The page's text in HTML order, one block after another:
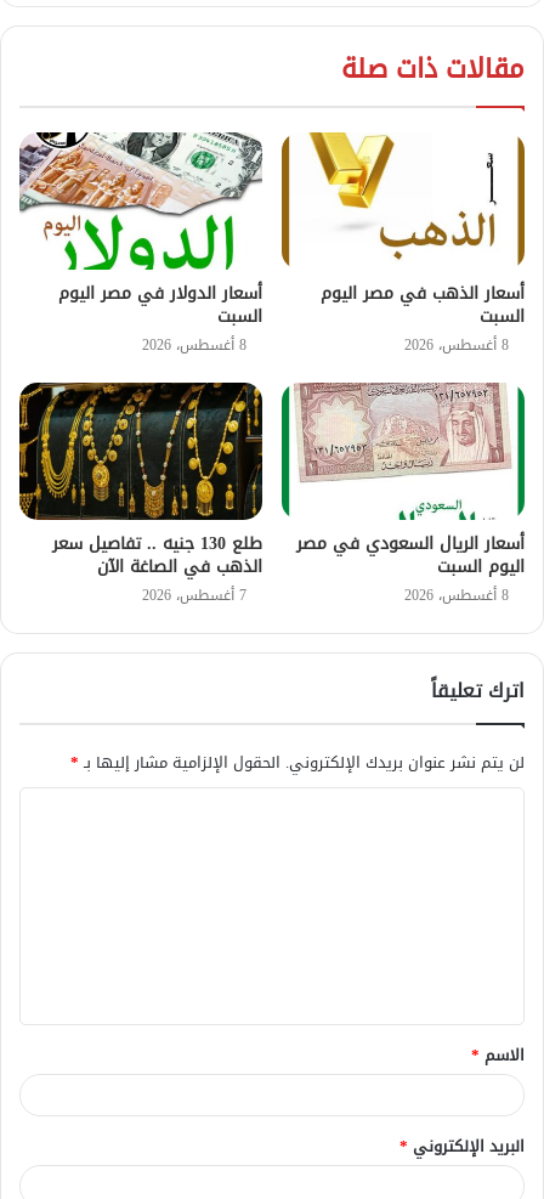
مقالات ذات صلة
أسعار الذهب في مصر اليوم
السبت
8 أغسطس، 2026
أسعار الدولار في مصر اليوم
السبت
8 أغسطس، 2026
أسعار الريال السعودي في مصر
اليوم السبت
8 أغسطس، 2026
طلع 130 جنيه .. تفاصيل سعر
الذهب في الصاغة الآن
7 أغسطس، 2026
اترك تعليقاً
لن يتم نشر عنوان بريدك الإلكتروني. الحقول الإلزامية مشار إليها بـ*
ق
*
الاسم *
البريد الإلكتروني *